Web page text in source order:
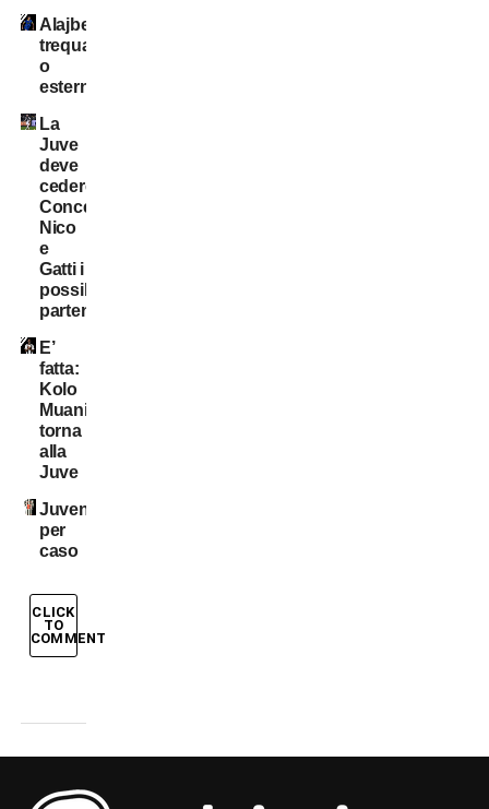
Alajbegovic
trequartista
o
esterno?
La
Juve
deve
cedere:
Conceição,
Nico
e
Gatti i
possibili
partenti
E’
fatta:
Kolo
Muani
torna
alla
Juve
Juventini
per
caso
CLICK
TO
COMMENT